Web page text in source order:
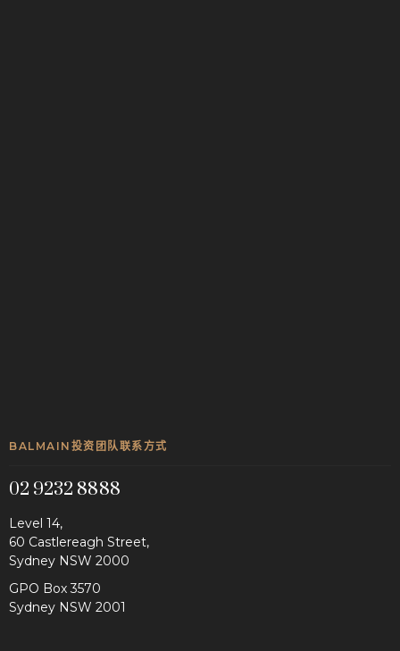
BALMAIN投资团队联系方式
02 9232 8888
Level 14,
60 Castlereagh Street,
Sydney NSW 2000
GPO Box 3570
Sydney NSW 2001